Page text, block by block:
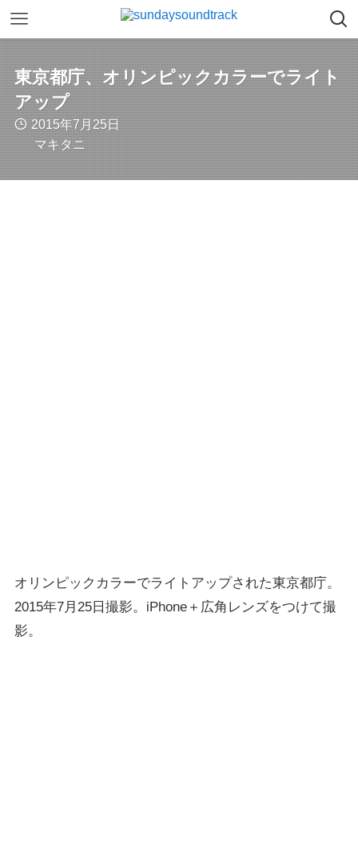
東京都庁、オリンピックカラーでライト
アップ
2015年7月25日
マキタニ
オリンピックカラーでライトアップされた東京都庁。
2015年7月25日撮影。iPhone＋広角レンズをつけて撮
影。